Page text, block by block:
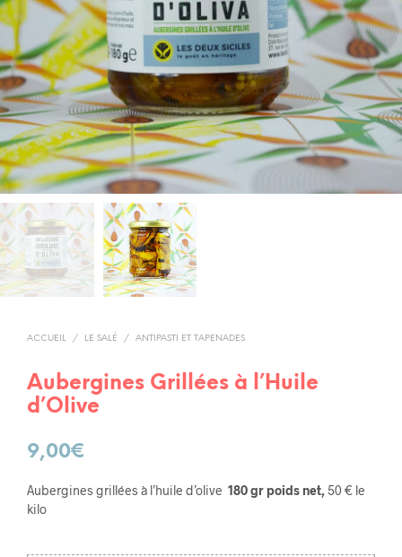
ACCUEIL / LE SALÉ / ANTIPASTI ET TAPENADES
Aubergines Grillées à l’Huile
d’Olive
9,00€
Aubergines grillées à l’huile d’olive 180 gr poids net, 50 € le
kilo